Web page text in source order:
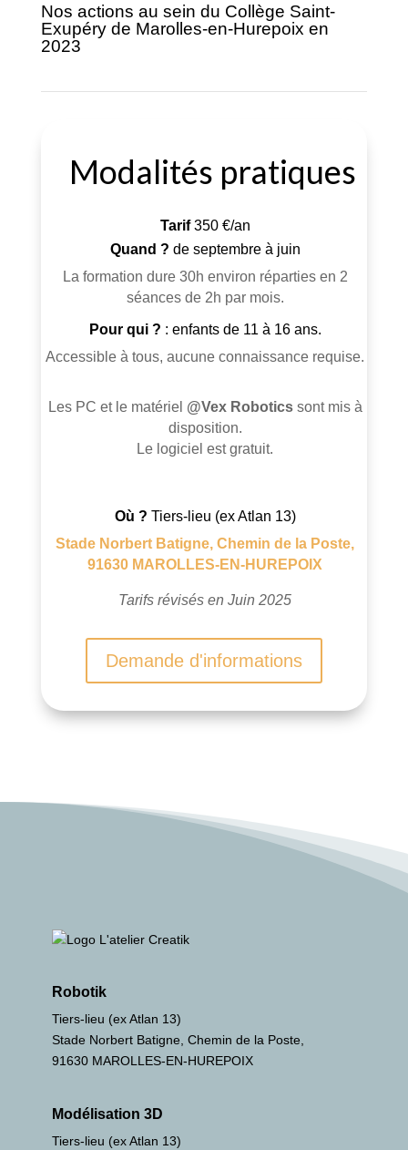
Nos actions au sein du Collège Saint-
Exupéry de Marolles-en-Hurepoix en
2023
Modalités pratiques
Tarif350 €/an
Quand ? de septembre à juin
La formation dure 30h environ réparties en 2
séances de 2h par mois.
Pour qui ? : enfants de 11 à 16 ans.
Accessible à tous, aucune connaissance requise.
Les PC et le matériel @Vex Roboticssont mis à
disposition.
Le logiciel est gratuit.
Où ? Tiers-lieu (ex Atlan 13)
Stade Norbert Batigne, Chemin de la Poste,
91630 MAROLLES-EN-HUREPOIX
Tarifs révisés en Juin 2025
Demande d'informations
Robotik
Tiers-lieu (ex Atlan 13)
Stade Norbert Batigne, Chemin de la Poste,
91630 MAROLLES-EN-HUREPOIX
Modélisation 3D
Tiers-lieu (ex Atlan 13)